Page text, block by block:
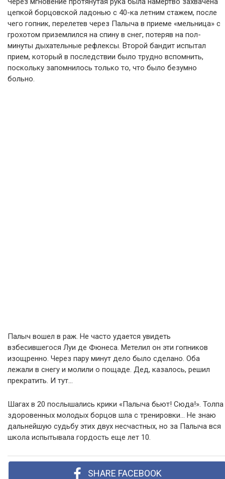
цепкой борцовской ладонью с 40-ка летним стажем, после
чего гопник, перелетев через Палыча в приеме «мельница» с
грохотом приземлился на спину в снег, потеряв на пол-
минуты дыхательные рефлексы. Второй бандит испытал
прием, который в последствии было трудно вспомнить,
поскольку запомнилось только то, что было безумно
больно.
Палыч вошел в раж. Не часто удается увидеть
взбесившегося Луи де Фюнеса. Метелил он эти гопников
изощренно. Через пару минут дело было сделано. Оба
лежали в снегу и молили о пощаде. Дед, казалось, решил
прекратить. И тут…
Шагах в 20 послышались крики «Палыча бьют! Сюда!». Толпа
здоровенных молодых борцов шла с тренировки… Не знаю
дальнейшую судьбу этих двух несчастных, но за Палыча вся
школа испытывала гордость еще лет 10.
SHARE FACEBOOK